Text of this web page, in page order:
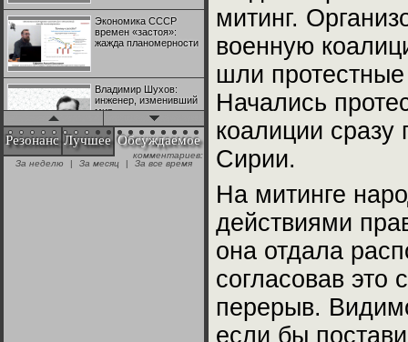
Экономика СССР
времен «застоя»:
жажда планомерности
Владимир Шухов:
инженер, изменивший
мир
"Аркадий Коц" на
эгалите-фесте "Не
Резонанс Лучшее Обсуждаемое
комментариев:
За неделю
| За месяц | За все время
митинг.
военную
шли протестные
Начались
коалиции
Сирии.
На митинге
действиями
она отдала
согласовав это
перерыв.
если бы